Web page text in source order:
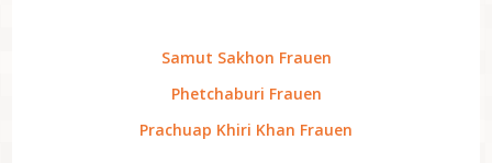
Samut Sakhon Frauen
Phetchaburi Frauen
Prachuap Khiri Khan Frauen